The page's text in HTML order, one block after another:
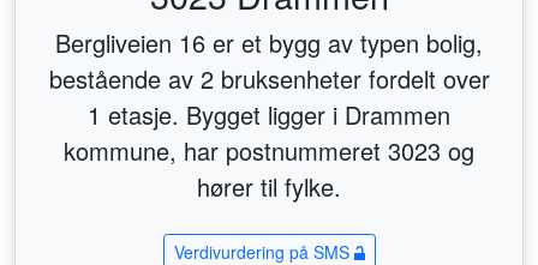
Bergliveien 16 er et bygg av typen bolig,
bestående av 2 bruksenheter fordelt over
1 etasje. Bygget ligger i Drammen
kommune, har postnummeret 3023 og
hører til fylke.
Verdivurdering på SMS